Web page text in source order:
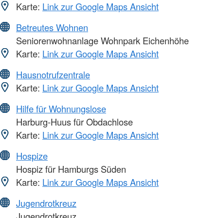
Karte: Link zur Google Maps Ansicht
Betreutes Wohnen
Seniorenwohnanlage Wohnpark Eichenhöhe
Karte: Link zur Google Maps Ansicht
Hausnotrufzentrale
Karte: Link zur Google Maps Ansicht
Hilfe für Wohnungslose
Harburg-Huus für Obdachlose
Karte: Link zur Google Maps Ansicht
Hospize
Hospiz für Hamburgs Süden
Karte: Link zur Google Maps Ansicht
Jugendrotkreuz